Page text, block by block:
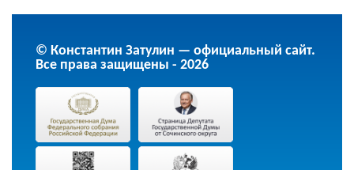
© Константин Затулин — официальный сайт.
Все права защищены - 2026